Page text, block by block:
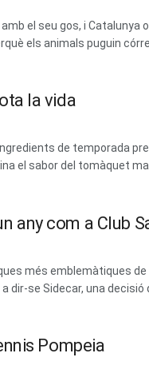
el seu gos, i
els animals puguin
la vida
de temporada
el sabor del tomàquet
any com a Club
més emblemàtiques
se Sidecar, una decisió
Pompeia